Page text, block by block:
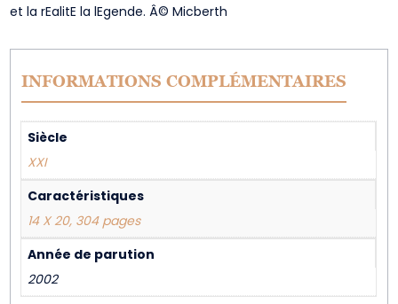
et la rEalitE la lEgende. Â© Micberth
INFORMATIONS COMPLÉMENTAIRES
Siècle
XXI
Caractéristiques
14 X 20, 304 pages
Année de parution
2002